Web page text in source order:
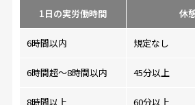
1日の実労働時間 休
6時間以内 規定なし
6時間超～8時間以内 45分以上
8時間以上 60分以上